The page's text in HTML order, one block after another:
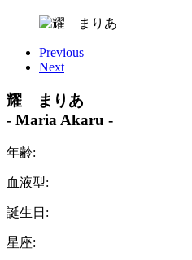
Previous
Next
耀 まりあ
- Maria Akaru -
年齢:
血液型:
誕生日:
星座: